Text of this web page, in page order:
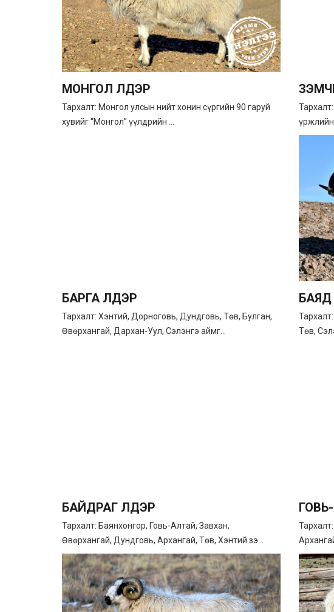
МОНГОЛ ҮҮЛДЭР
Тархалт: Монгол улсын нийт хонин сүргийн 90 гаруй
хувийг “Монгол” үүлдрийн ...
үржлийн
БАРГА ҮҮЛДЭР
Тархалт: Хэнтий, Дорноговь, Дундговь, Төв, Булган,
Өвөрхангай, Дархан-Уул, Сэлэнгэ аймг...
БАЯД
Төв,
БАЙДРАГ ҮҮЛДЭР
Тархалт: Баянхонгор, Говь-Алтай, Завхан,
Өвөрхангай, Дундговь, Архангай, Төв, Хэнтий зэ...